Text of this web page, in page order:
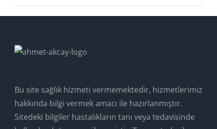
Bu site sağlık hizmeti vermemektedir, hizmetlerimiz
hakkında bilgi vermek amacı ile hazırlanmıştır.
Sitedeki bilgiler hastalıkların tanı veya tedavisinde